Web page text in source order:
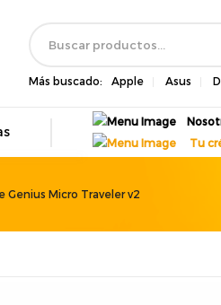
Más buscado: Apple Asus
Tu
Genius Micro Traveler v2